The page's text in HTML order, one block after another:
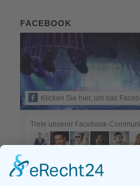
FACEBOOK
Klicken Sie hier, um das
Trete unserer Facebook-